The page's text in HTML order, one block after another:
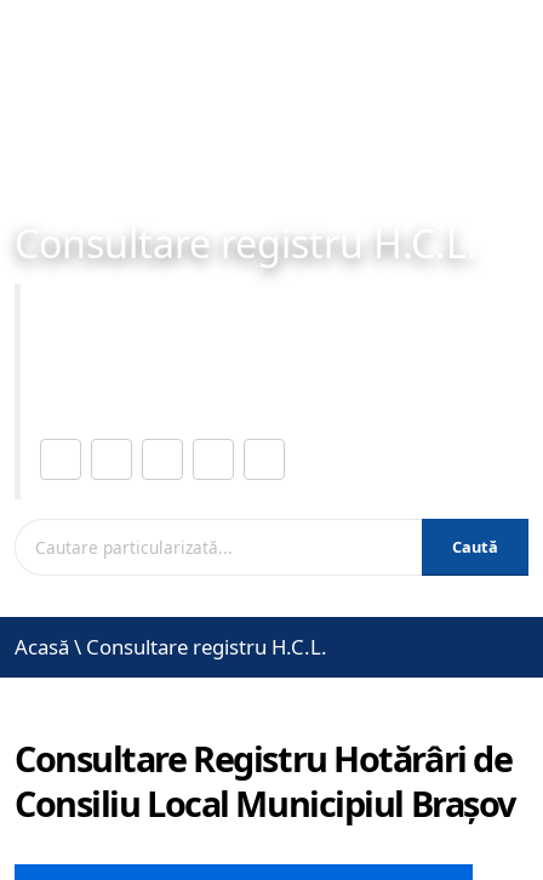
Consultare registru H.C.L.
Caută
Acasă \ Consultare registru H.C.L.
Consultare Registru Hotărâri de
Consiliu Local Municipiul Brașov